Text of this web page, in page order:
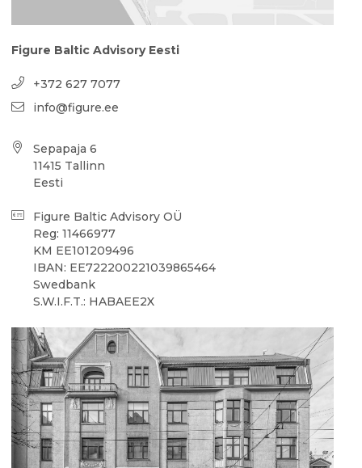
Figure Baltic Advisory Eesti
+372 627 7077
info@figure.ee
Sepapaja 6
11415 Tallinn
Eesti
Figure Baltic Advisory OÜ
Reg: 11466977
KM EE101209496
IBAN: EE722200221039865464
Swedbank
S.W.I.F.T.: HABAEE2X